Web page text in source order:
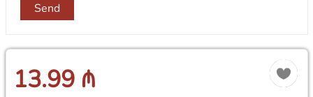
Send
13.99 ₼